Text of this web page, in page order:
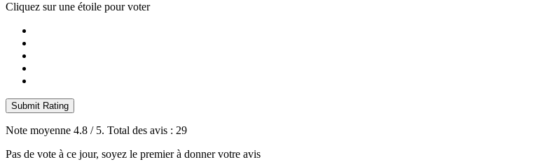
Cliquez sur une étoile pour voter
Submit Rating
Note moyenne 4.8 / 5. Total des avis : 29
Pas de vote à ce jour, soyez le premier à donner votre avis